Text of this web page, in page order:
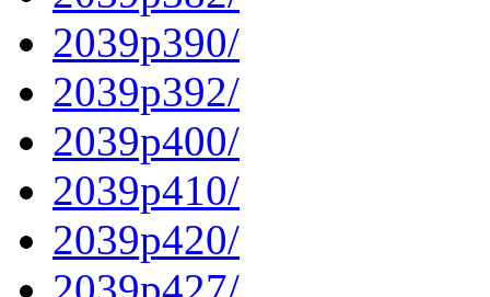
2039p390/
2039p392/
2039p400/
2039p410/
2039p420/